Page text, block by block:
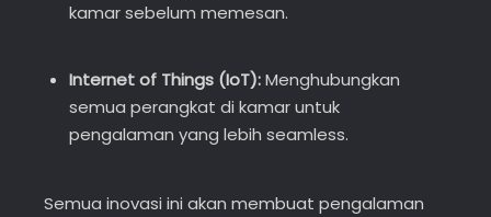
kamar sebelum memesan.
Internet of Things (IoT):Menghubungkan
semua perangkat di kamar untuk
pengalaman yang lebih seamless.
Semua inovasi ini akan membuat pengalaman